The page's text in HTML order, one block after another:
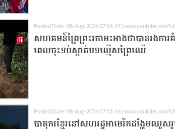
Posted Date: 08-Aug-2026 07:01:47 |
សហគមន៍ព្រៃព្រះរកាអះអាងថាបានរងការ
ពេលចុះទប់ស្កាត់បទល្មើសព្រៃឈើ
Posted Date: 08-Aug-2026 07:01:46 |
បាតុករ​ខ្មែរ​នៅ​សហរដ្ឋអាមេរិក​ដង្ហែ​មឈូ